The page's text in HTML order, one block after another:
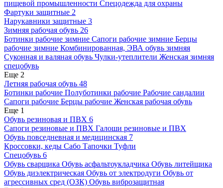
пищевой промышленности Спецодежда для охраны
Фартуки защитные 2
Нарукавники защитные 3
Зимняя рабочая обувь 26
Ботинки рабочие зимние Сапоги рабочие зимние Берцы
рабочие зимние Комбинированная, ЭВА обувь зимняя
Суконная и валяная обувь Чулки-утеплители Женская зимняя
спецобувь
Еще 2
Летняя рабочая обувь 48
Ботинки рабочие Полуботинки рабочие Рабочие сандалии
Сапоги рабочие Берцы рабочие Женская рабочая обувь
Еще 1
Обувь резиновая и ПВХ 6
Сапоги резиновые и ПВХ Галоши резиновые и ПВХ
Обувь повседневная и медицинская 7
Кроссовки, кеды Сабо Тапочки Туфли
Спецобувь 6
Обувь сварщика Обувь асфальтоукладчика Обувь литейщика
Обувь диэлектрическая Обувь от электродуги Обувь от
агрессивных сред (ОЗК) Обувь виброзащитная